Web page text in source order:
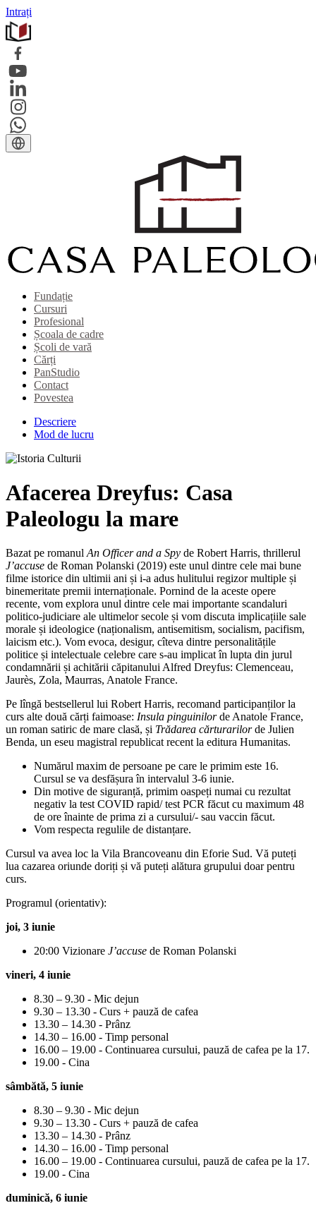
Intrați
Fundație
Cursuri
Profesional
Școala de cadre
Școli de vară
Cărți
PanStudio
Contact
Povestea
Descriere
Mod de lucru
Afacerea Dreyfus: Casa
Paleologu la mare
Bazat pe romanul An Officer and a Spy de Robert Harris, thrillerul
J’accuse de Roman Polanski (2019) este unul dintre cele mai bune
filme istorice din ultimii ani și i-a adus hulitului regizor multiple și
binemeritate premii internaționale. Pornind de la aceste opere
recente, vom explora unul dintre cele mai importante scandaluri
politico-judiciare ale ultimelor secole și vom discuta implicațiile sale
morale și ideologice (naționalism, antisemitism, socialism, pacifism,
laicism etc.). Vom evoca, desigur, cîteva dintre personalitățile
politice și intelectuale celebre care s-au implicat în lupta din jurul
condamnării și achitării căpitanului Alfred Dreyfus: Clemenceau,
Jaurès, Zola, Maurras, Anatole France.
Pe lîngă bestsellerul lui Robert Harris, recomand participanților la
curs alte două cărți faimoase: Insula pinguinilorde Anatole France,
un roman satiric de mare clasă, și Trădarea cărturarilorde Julien
Benda, un eseu magistral republicat recent la editura Humanitas.
Numărul maxim de persoane pe care le primim este 16.
Cursul se va desfășura în intervalul 3-6 iunie.
Din motive de siguranță, primim oaspeți numai cu rezultat
negativ la test COVID rapid/ test PCR făcut cu maximum 48
de ore înainte de prima zi a cursului/- sau vaccin făcut.
Vom respecta regulile de distanțare.
Cursul va avea loc la Vila Brancoveanu din Eforie Sud. Vă puteți
lua cazarea oriunde doriți și vă puteți alătura grupului doar pentru
curs.
Programul (orientativ):
joi, 3 iunie
20:00 Vizionare J’accuse de Roman Polanski
vineri, 4 iunie
8.30 – 9.30 - Mic dejun
9.30 – 13.30 - Curs + pauză de cafea
13.30 – 14.30 - Prânz
14.30 – 16.00 - Timp personal
16.00 – 19.00 - Continuarea cursului, pauză de cafea pe la 17.
19.00 - Cina
sâmbătă, 5 iunie
8.30 – 9.30 - Mic dejun
9.30 – 13.30 - Curs + pauză de cafea
13.30 – 14.30 - Prânz
14.30 – 16.00 - Timp personal
16.00 – 19.00 - Continuarea cursului, pauză de cafea pe la 17.
19.00 - Cina
duminică, 6 iunie